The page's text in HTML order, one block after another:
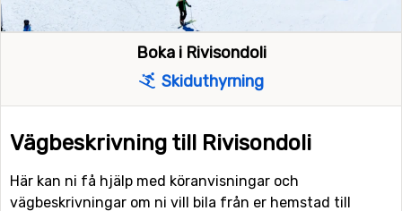
Boka i Rivisondoli
Skiduthyrning
Vägbeskrivning till Rivisondoli
Här kan ni få hjälp med köranvisningar och
vägbeskrivningar om ni vill bila från er hemstad till